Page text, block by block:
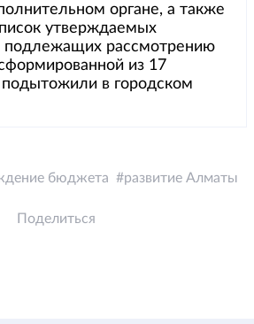
органе, а также
утверждаемых
подлежащих рассмотрению
из 17
в городском
бюджета развитие Алматы
Поделиться